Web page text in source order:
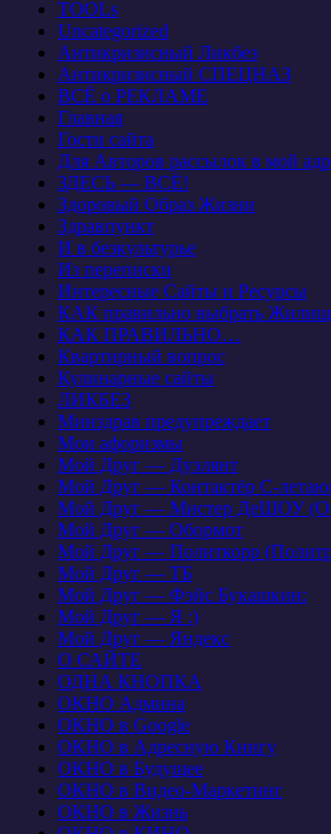
TOOLs
Uncategorized
Антикризисный Ликбез
Антикризисный СПЕЦНАЗ
ВСЁ о РЕКЛАМЕ
Главная
Гости сайта
Для Авторов рассылок в мой
ЗДЕСЬ — ВСЁ!
Здоровый Образ Жизни
Здравпункт
И в безкультурье
Из переписки
Интересные Сайты и Ресурсы
КАК правильно выбрать
КАК ПРАВИЛЬНО…
Квартирный вопрос
Кулинарные сайты
ЛИКБЕЗ
Минздрав предупреждает
Мои афоризмы
Мой Друг — Дуэлянт
Мой Друг — Контактёр С-
Мой Друг — Мистер ДеШОУ
Мой Друг — Обормот
Мой Друг — Политкорр
Мой Друг — ТБ
Мой Друг — Фэйс Букашкин:
Мой Друг — Я :)
Мой Друг — Яндекс
О САЙТЕ
ОДНА КНОПКА
ОКНО Админа
ОКНО в Google
ОКНО в Адресную Книгу
ОКНО в Будущее
ОКНО в Видео-Маркетинг
ОКНО в Жизнь